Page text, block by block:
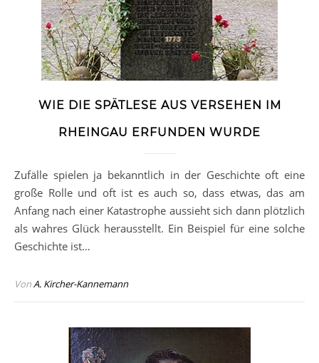
WIE DIE SPÄTLESE AUS VERSEHEN IM
RHEINGAU ERFUNDEN WURDE
Zufälle spielen ja bekanntlich in der Geschichte oft eine
große Rolle und oft ist es auch so, dass etwas, das am
Anfang nach einer Katastrophe aussieht sich dann plötzlich
als wahres Glück herausstellt. Ein Beispiel für eine solche
Geschichte ist…
VonA. Kircher-Kannemann